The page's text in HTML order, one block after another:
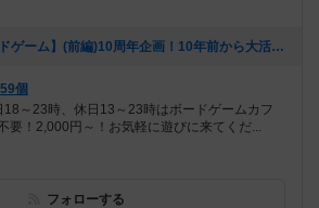
[NEW] 【おすすめボードゲーム】(前編)10周年企画！10年前から大活躍のボードゲーム【#163】をあげました（2026年08月06日 00時03分）
個
～23時、休日13～23時はボードゲームカフ
要！2,000円～！お気軽に遊びに来てくだ...
フォローする